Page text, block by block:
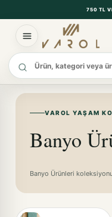
750 TL
Ürün ara
VAROL YAŞAM
Banyo
Banyo Ürünleri